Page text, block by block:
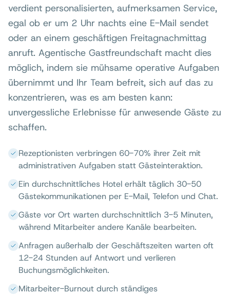
verdient personalisierten, aufmerksamen Service,
egal ob er um 2 Uhr nachts eine E-Mail sendet
oder an einem geschäftigen Freitagnachmittag
anruft. Agentische Gastfreundschaft macht dies
möglich, indem sie mühsame operative Aufgaben
übernimmt und Ihr Team befreit, sich auf das zu
konzentrieren, was es am besten kann:
unvergessliche Erlebnisse für anwesende Gäste zu
schaffen.
Rezeptionisten verbringen 60-70% ihrer Zeit mit
administrativen Aufgaben statt Gästeinteraktion.
Ein durchschnittliches Hotel erhält täglich 30-50
Gästekommunikationen per E-Mail, Telefon und Chat.
Gäste vor Ort warten durchschnittlich 3-5 Minuten,
während Mitarbeiter andere Kanäle bearbeiten.
Anfragen außerhalb der Geschäftszeiten warten oft
12-24 Stunden auf Antwort und verlieren
Buchungsmöglichkeiten.
Mitarbeiter-Burnout durch ständiges